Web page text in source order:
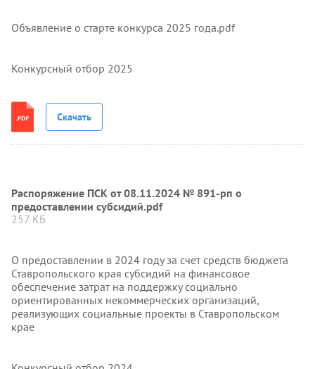
Объявление о старте конкурса 2025 года.pdf
Конкурсный отбор 2025
Скачать
Распоряжение ПСК от 08.11.2024 № 891-рп о
предоставлении субсидий.pdf
257 КБ
О предоставлении в 2024 году за счет средств бюджета
Ставропольского края субсидий на финансовое
обеспечение затрат на поддержку социально
ориентированных некоммерческих организаций,
реализующих социальные проекты в Ставропольском
крае